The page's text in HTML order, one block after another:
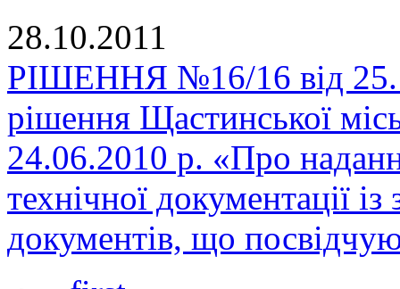
28.10.2011
РІШЕННЯ №16/16 від
рішення Щастинської
24.06.2010 р. «Про
технічної документації
документів, що